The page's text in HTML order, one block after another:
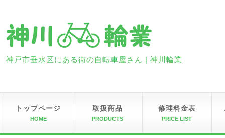
神戸市垂水区にある街の自転車屋さん | 神川輪業
トップページ
HOME
取扱商品
PRODUCTS
修理料金表
PRICE LIST